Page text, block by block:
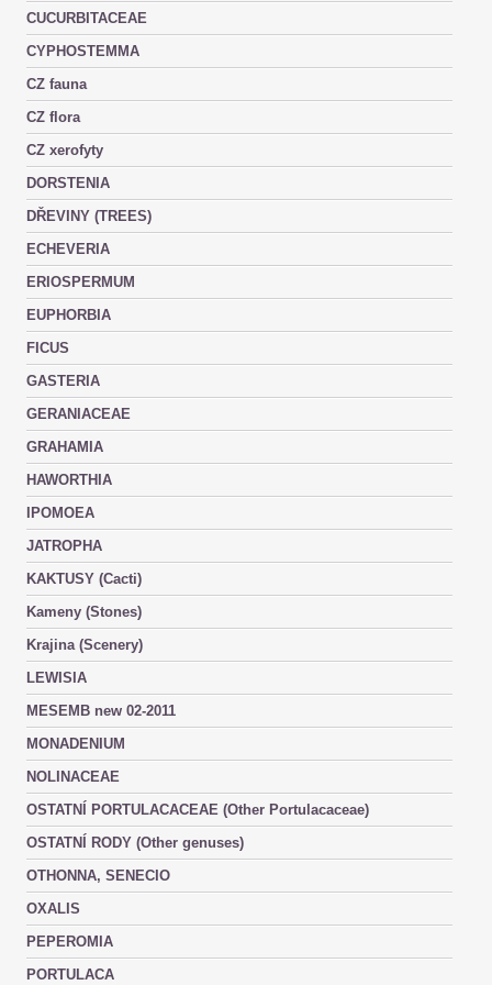
CUCURBITACEAE
CYPHOSTEMMA
CZ fauna
CZ flora
CZ xerofyty
DORSTENIA
DŘEVINY (TREES)
ECHEVERIA
ERIOSPERMUM
EUPHORBIA
FICUS
GASTERIA
GERANIACEAE
GRAHAMIA
HAWORTHIA
IPOMOEA
JATROPHA
KAKTUSY (Cacti)
Kameny (Stones)
Krajina (Scenery)
LEWISIA
MESEMB new 02-2011
MONADENIUM
NOLINACEAE
OSTATNÍ PORTULACACEAE (Other Portulacaceae)
OSTATNÍ RODY (Other genuses)
OTHONNA, SENECIO
OXALIS
PEPEROMIA
PORTULACA